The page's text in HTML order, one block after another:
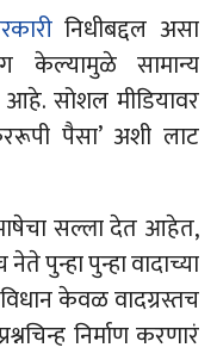
निधीबद्दल असा
केल्यामुळे सामान्य
आहे. सोशल मीडियावर
पैसा’ अशी लाट
सल्ला देत आहेत,
पुन्हा पुन्हा वादाच्या
केवळ वादग्रस्तच
निर्माण करणारं